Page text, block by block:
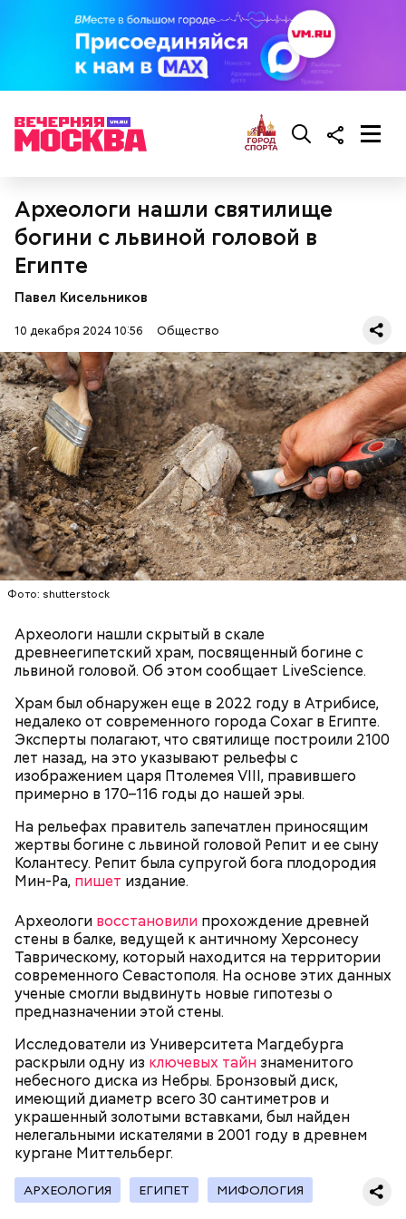
Археологи нашли святилище
богини с львиной головой в
Египте
Павел Кисельников
10 декабря 2024 10:56 Общество
Фото: shutterstock
Археологи нашли скрытый в скале
древнеегипетский храм, посвященный богине с
львиной головой. Об этом сообщает LiveScience.
Храм был обнаружен еще в 2022 году в Атрибисе,
недалеко от современного города Сохаг в Египте.
Эксперты полагают, что святилище построили 2100
лет назад, на это указывают рельефы с
изображением царя Птолемея VIII, правившего
примерно в 170–116 годы до нашей эры.
На рельефах правитель запечатлен приносящим
жертвы богине с львиной головой Репит и ее сыну
Колантесу. Репит была супругой бога плодородия
Мин-Ра, пишет издание.
Археологи восстановили прохождение древней
стены в балке, ведущей к античному Херсонесу
Таврическому, который находится на территории
современного Севастополя. На основе этих данных
ученые смогли выдвинуть новые гипотезы о
предназначении этой стены.
Исследователи из Университета Магдебурга
раскрыли одну из ключевых тайнзнаменитого
небесного диска из Небры. Бронзовый диск,
имеющий диаметр всего 30 сантиметров и
украшенный золотыми вставками, был найден
нелегальными искателями в 2001 году в древнем
кургане Миттельберг.
АРХЕОЛОГИЯ ЕГИПЕТ МИФОЛОГИЯ
— Кабачки, порезанные кубиками, нужно легко
обжарить на сковороде. К ним добавляются зелень
петрушки, чеснок, соль и оливковое масло.
Получается очень вкусно, — поделился рецептом
Копылов.
Спагетти из кабачков
Ингредиенты:
брынза;
растительное масло;
помидоры черри либо грунтовые.
с сахарным диабетом;
лишним весом.
— В дыне содержится много сахара, который
представлен фруктозой. С одной стороны — это
хорошо, потому что дает энергию. Но важно
помнить, что сладкими дынями не нужно сильно
сахарным диабетом и лишним весом, —
подчеркнула доктор.
выводят токсины из организма
Ранние плоды, по словам врача, лучше не есть:
людям с ослабленной иммунной системой;
пожилым;
детям.